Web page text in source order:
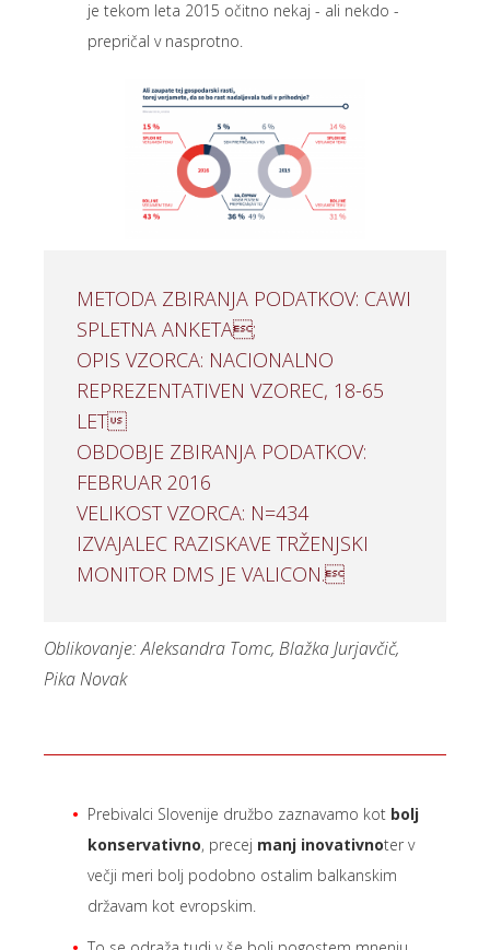
je tekom leta 2015 očitno nekaj - ali nekdo -
prepričal v nasprotno.
METODA ZBIRANJA PODATKOV: CAWI
SPLETNA ANKETA;
OPIS VZORCA: NACIONALNO
REPREZENTATIVEN VZOREC, 18-65
LET
OBDOBJE ZBIRANJA PODATKOV:
FEBRUAR 2016
VELIKOST VZORCA: N=434
IZVAJALEC RAZISKAVE TRŽENJSKI
MONITOR DMS JE VALICON.
Oblikovanje: Aleksandra Tomc, Blažka Jurjavčič,
Pika Novak
Prebivalci Slovenije družbo zaznavamo kot bolj
konservativno, precej manj inovativnoter v
večji meri bolj podobno ostalim balkanskim
državam kot evropskim.